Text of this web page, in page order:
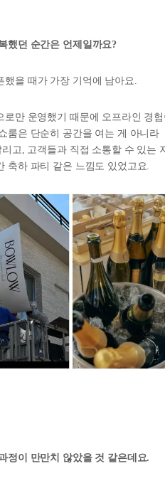
했던 순간은 언제일까요?
을 때가 가장 기억에 남아요.
로만 운영했기 때문에 오프라인 경
룸은 단순히 공간을 여는 게 아니라
고, 고객들과 직접 소통할 수 있는
축하 파티 같은 느낌도 있었고요.
정이 만만치 않았을 것 같은데요.